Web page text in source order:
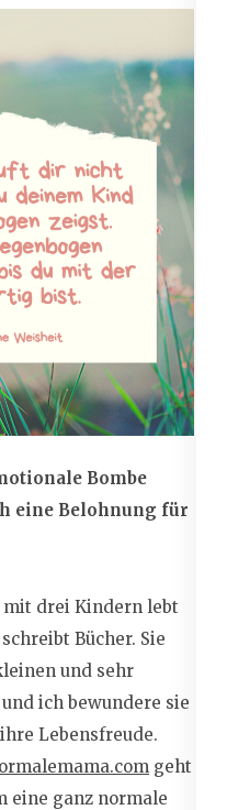
Bombe
eine Belohnung für
mit drei Kindern lebt
Bücher. Sie
und sehr
ich bewundere sie
Lebensfreude.
geht
eine ganz normale